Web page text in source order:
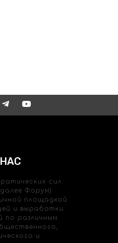
сил
Форум)
площадкой
и выработки
по различным
и